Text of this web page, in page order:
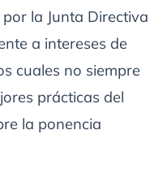
la Junta Directiva
a intereses de
cuales no siempre
prácticas del
la ponencia